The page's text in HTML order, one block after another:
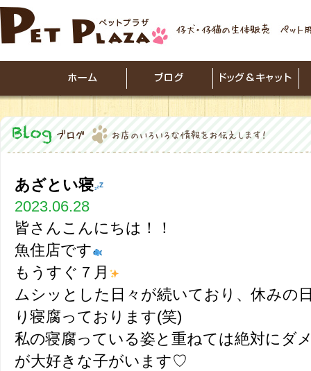
あざとい寝
2023.06.28
皆さんこんにちは！！
魚住店です
もうすぐ７月
ムシッとした日々が続いており、休みの
り寝腐っております(笑)
私の寝腐っている姿と重ねては絶対にダ
が大好きな子がいます♡